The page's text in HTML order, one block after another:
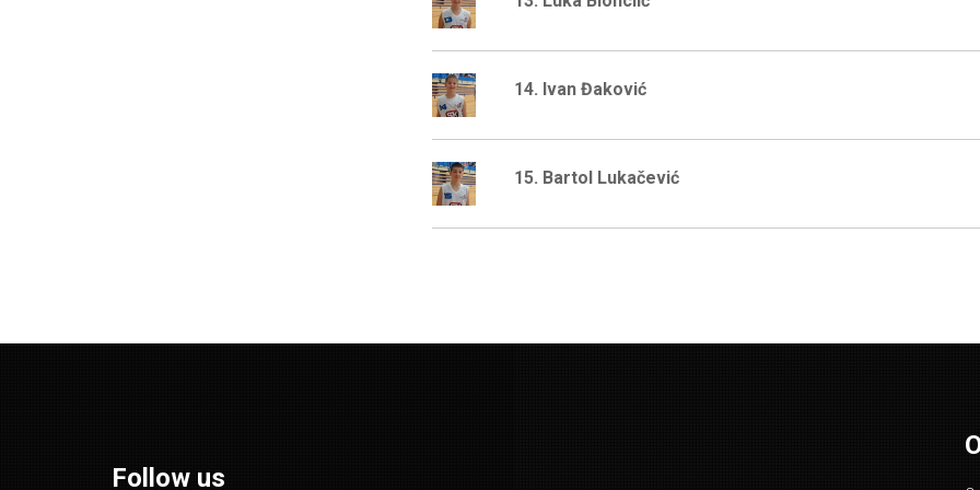
14. Ivan Đaković
15. Bartol Lukačević
Follow us